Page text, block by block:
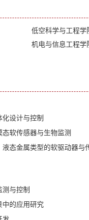
低空科学与工程学
机电与信息工程学
设计与控制
软传感器与生物监测
态金属类型的软驱动器与
与控制
的应用研究